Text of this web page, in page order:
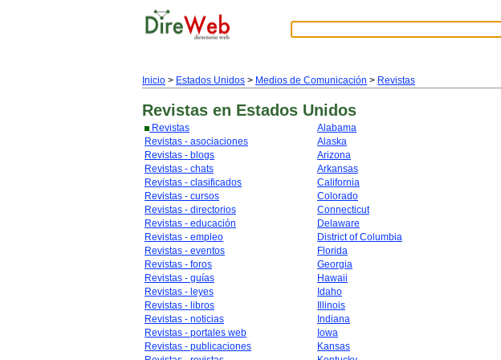
Inicio > Estados Unidos > Medios de Comunicación > Revistas
Revistas en Estados Unidos
Revistas
Revistas - asociaciones
Revistas - blogs
Revistas - chats
Revistas - clasificados
Revistas - cursos
Revistas - directorios
Revistas - educación
Revistas - empleo
Revistas - eventos
Revistas - foros
Revistas - guías
Revistas - leyes
Revistas - libros
Revistas - noticias
Revistas - portales web
Revistas - publicaciones
Alabama
Alaska
Arizona
Arkansas
California
Colorado
Connecticut
Delaware
District of Columbia
Florida
Georgia
Hawaii
Idaho
Illinois
Indiana
Iowa
Kansas